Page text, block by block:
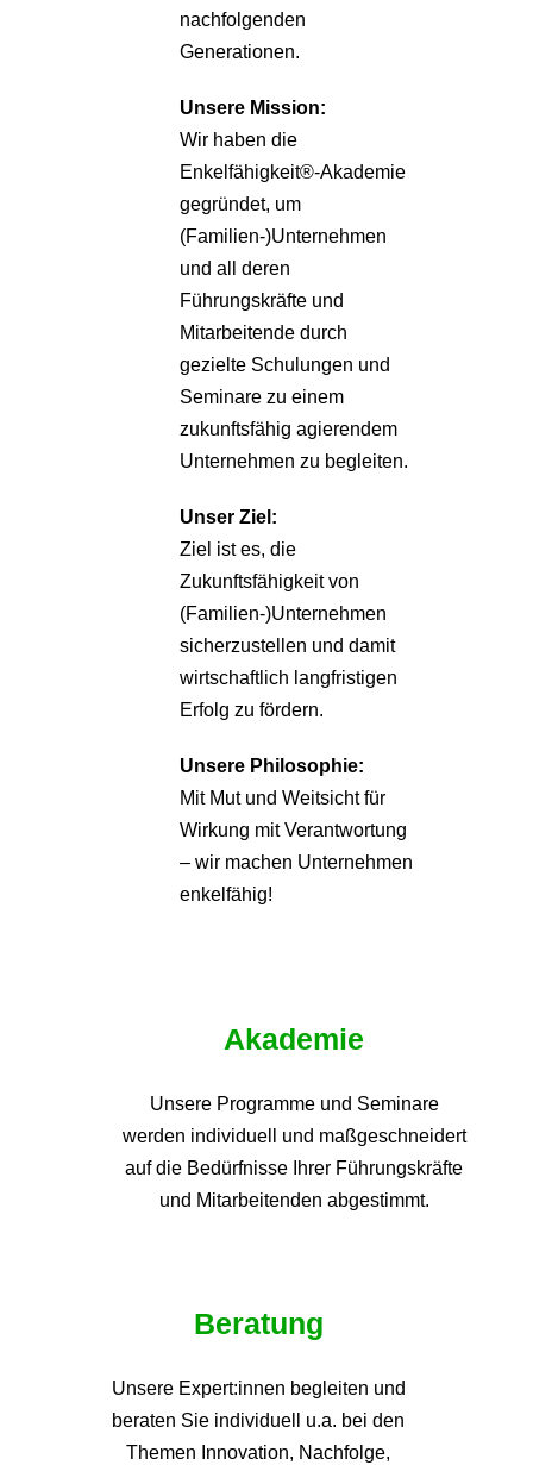
nachfolgenden
Generationen.
Unsere Mission:
Wir haben die
Enkelfähigkeit®-Akademie
gegründet, um
(Familien-)Unternehmen
und all deren
Führungskräfte und
Mitarbeitende durch
gezielte Schulungen und
Seminare zu einem
zukunftsfähig agierendem
Unternehmen zu begleiten.
Unser Ziel:
Ziel ist es, die
Zukunftsfähigkeit von
(Familien-)Unternehmen
sicherzustellen und damit
wirtschaftlich langfristigen
Erfolg zu fördern.
Unsere Philosophie:
Mit Mut und Weitsicht für
Wirkung mit Verantwortung
– wir machen Unternehmen
enkelfähig!
Akademie
Unsere Programme und Seminare
werden individuell und maßgeschneidert
auf die Bedürfnisse Ihrer Führungskräfte
und Mitarbeitenden abgestimmt.
Beratung
Unsere Expert:innen begleiten und
beraten Sie individuell u.a. bei den
Themen Innovation, Nachfolge,